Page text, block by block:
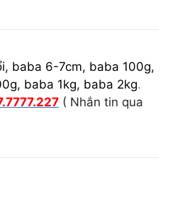
baba 6-7cm, baba 100g,
baba 1kg, baba 2kg.
( Nhắn tin qua